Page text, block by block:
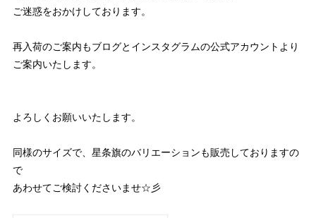
ご迷惑をおかけしております。
再入荷のご案内もブログとインスタグラムの公式アカウントより
ご案内いたします。
よろしくお願いいたします。
同様のサイズで、星条旗のバリエーションも販売しておりますの
で
あわせてご検討くださいませ☆彡